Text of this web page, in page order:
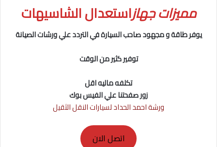
مميزات جهازاستعدال الشاسيهات
يوفر طاقة و مجهود صاحب السيارة في التردد علي ورشات الصيانة
توفير كثير من الوقت
تكلفه ماليه اقل
زور صفحتنا علي الفيس بوك
ورشة احمد الحداد لسيارات النقل الثقيل
اتصل الان